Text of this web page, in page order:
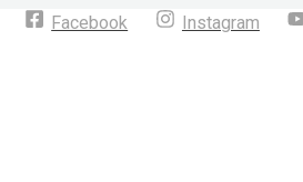
Facebook Instagram